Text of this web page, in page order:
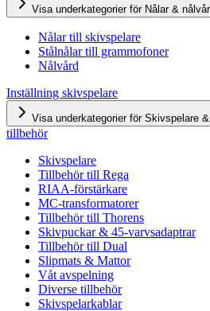
Visa underkategorier för Nålar &
Nålar till skivspelare
Stålnålar till grammofoner
Nålvård
Inställning skivspelare
Visa underkategorier för Skivspelare
tillbehör
Skivspelare
Tillbehör till Rega
RIAA-förstärkare
MC-transformatorer
Tillbehör till Thorens
Skivpuckar & 45-varvsadaptrar
Tillbehör till Dual
Slipmats & Mattor
Våt avspelning
Diverse tillbehör
Skivspelarkablar